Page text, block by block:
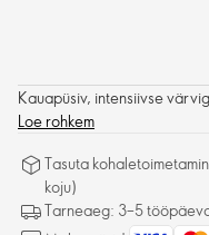
Kauapüsiv, intensiivse
Loe rohkem
Tasuta
koju)
Tarneaeg: 3–5